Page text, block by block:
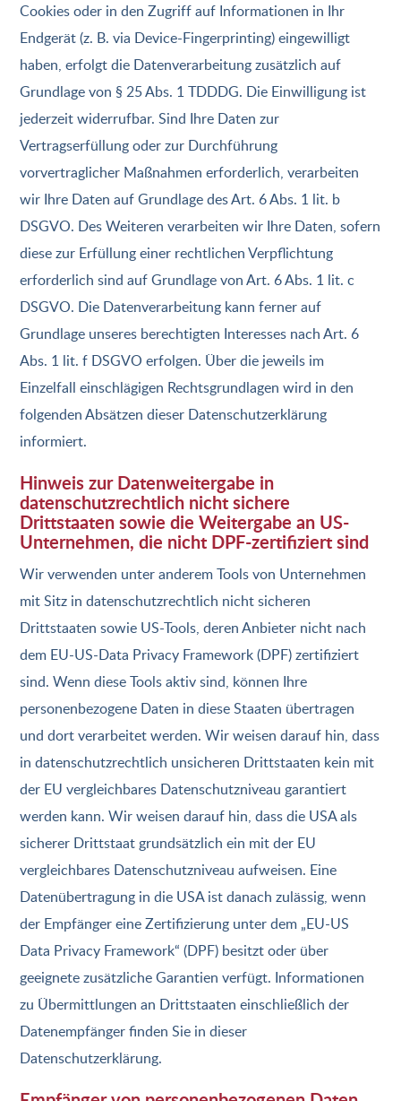
Cookies oder in den Zugriff auf Informationen in Ihr
Endgerät (z. B. via Device-Fingerprinting) eingewilligt
haben, erfolgt die Datenverarbeitung zusätzlich auf
Grundlage von § 25 Abs. 1 TDDDG. Die Einwilligung ist
jederzeit widerrufbar. Sind Ihre Daten zur
Vertragserfüllung oder zur Durchführung
vorvertraglicher Maßnahmen erforderlich, verarbeiten
wir Ihre Daten auf Grundlage des Art. 6 Abs. 1 lit. b
DSGVO. Des Weiteren verarbeiten wir Ihre Daten, sofern
diese zur Erfüllung einer rechtlichen Verpflichtung
erforderlich sind auf Grundlage von Art. 6 Abs. 1 lit. c
DSGVO. Die Datenverarbeitung kann ferner auf
Grundlage unseres berechtigten Interesses nach Art. 6
Abs. 1 lit. f DSGVO erfolgen. Über die jeweils im
Einzelfall einschlägigen Rechtsgrundlagen wird in den
folgenden Absätzen dieser Datenschutzerklärung
informiert.
Hinweis zur Datenweitergabe in
datenschutzrechtlich nicht sichere
Drittstaaten sowie die Weitergabe an US-
Unternehmen, die nicht DPF-zertifiziert sind
Wir verwenden unter anderem Tools von Unternehmen
mit Sitz in datenschutzrechtlich nicht sicheren
Drittstaaten sowie US-Tools, deren Anbieter nicht nach
dem EU-US-Data Privacy Framework (DPF) zertifiziert
sind. Wenn diese Tools aktiv sind, können Ihre
personenbezogene Daten in diese Staaten übertragen
und dort verarbeitet werden. Wir weisen darauf hin, dass
in datenschutzrechtlich unsicheren Drittstaaten kein mit
der EU vergleichbares Datenschutzniveau garantiert
werden kann. Wir weisen darauf hin, dass die USA als
sicherer Drittstaat grundsätzlich ein mit der EU
vergleichbares Datenschutzniveau aufweisen. Eine
Datenübertragung in die USA ist danach zulässig, wenn
der Empfänger eine Zertifizierung unter dem „EU-US
Data Privacy Framework“ (DPF) besitzt oder über
geeignete zusätzliche Garantien verfügt. Informationen
zu Übermittlungen an Drittstaaten einschließlich der
Datenempfänger finden Sie in dieser
Datenschutzerklärung.